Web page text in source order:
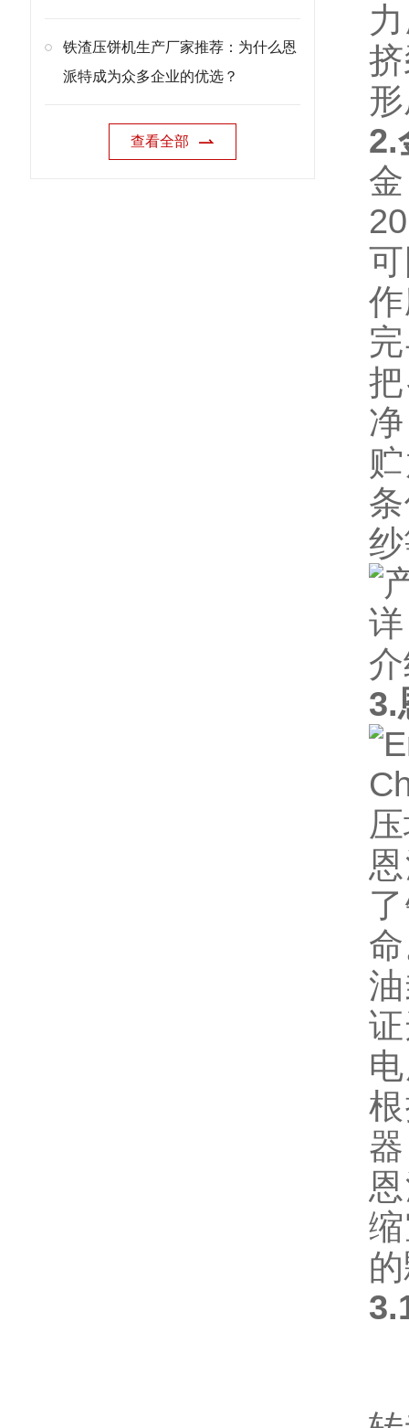
铁渣压饼机生产厂家推荐：为什么恩
派特成为众多企业的优选？
查看全部
2.
3.